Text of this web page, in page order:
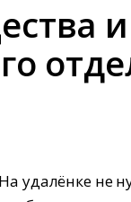
На удалёнке не